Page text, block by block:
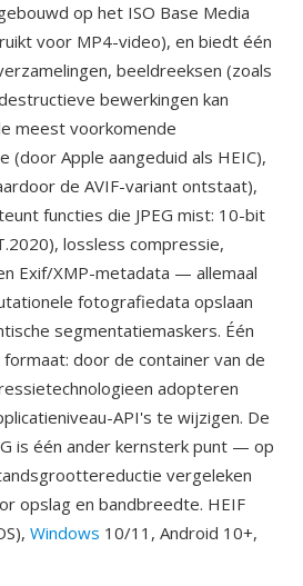
op het ISO Base Media
voor MP4-video), en biedt één
beeldreeksen (zoals
bewerkingen kan
meest voorkomende
(door Apple aangeduid als HEIC),
de AVIF-variant ontstaat),
functies die JPEG mist: 10-bit
lossless compressie,
Exif/XMP-metadata — allemaal
fotografiedata opslaan
segmentatiemaskers. Één
door de container van de
adopteren
API's te wijzigen. De
is één ander kernsterk punt — op
vergeleken
opslag en bandbreedte. HEIF
Windows 10/11, Android 10+,